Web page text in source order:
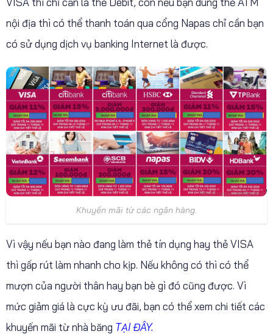
nội địa thì có thể thanh toán qua cổng Napas chỉ cần bạn
có sử dụng dịch vụ banking Internet là được.
Khuyến mãi từ các ngân hàng.
Vì vậy nếu bạn nào đang làm thẻ tín dụng hay thẻ VISA
thì gấp rút làm nhanh cho kịp. Nếu không có thì có thể
mượn của người thân hay bạn bè gì đó cũng được. Vì
mức giảm giá là cực kỳ ưu đãi, bạn có thể xem chi tiết các
khuyến mãi từ nhà băng TẠI ĐÂY.